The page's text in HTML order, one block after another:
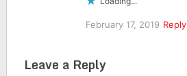
February 17, 2019 Reply
Leave a Reply